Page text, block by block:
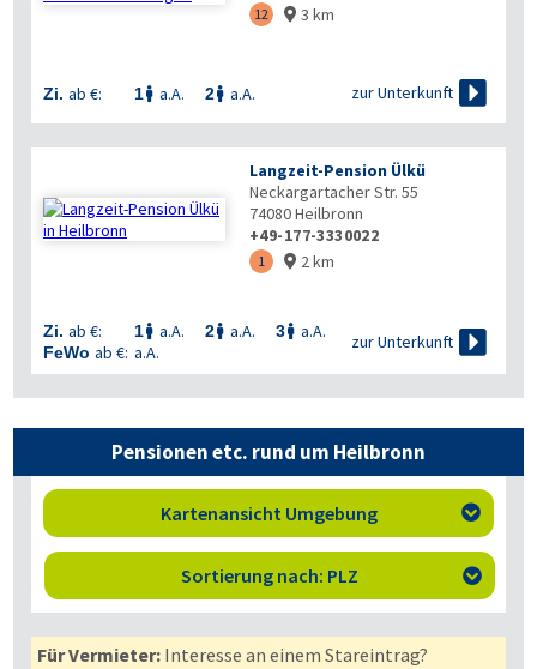
12  3 km
Zi. ab €: 1 a.A. 2 a.A. zur Unterkunft 
Langzeit-Pension Ülkü
Neckargartacher Str. 55
74080Heilbronn
+49-177-3330022
1  2 km
Zi. ab €: 1 a.A. 2 a.A. 3 a.A.
FeWo ab €: a.A.
zur Unterkunft 
Pensionen etc. rund um Heilbronn
Kartenansicht Umgebung 
Sortierung nach: PLZ 
Für Vermieter: Interesse an einem Stareintrag?